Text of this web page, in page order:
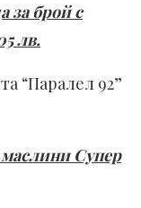
за брой с
лв.
“Паралел 92”
Супер